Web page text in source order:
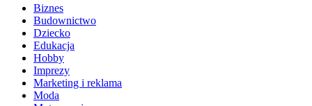
Biznes
Budownictwo
Dziecko
Edukacja
Hobby
Imprezy
Marketing i reklama
Moda